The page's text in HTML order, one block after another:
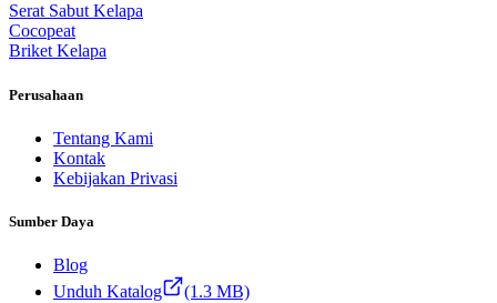
Serat Sabut Kelapa
Cocopeat
Briket Kelapa
Perusahaan
Tentang Kami
Kontak
Kebijakan Privasi
Sumber Daya
Blog
Unduh Katalog
(1.3 MB)